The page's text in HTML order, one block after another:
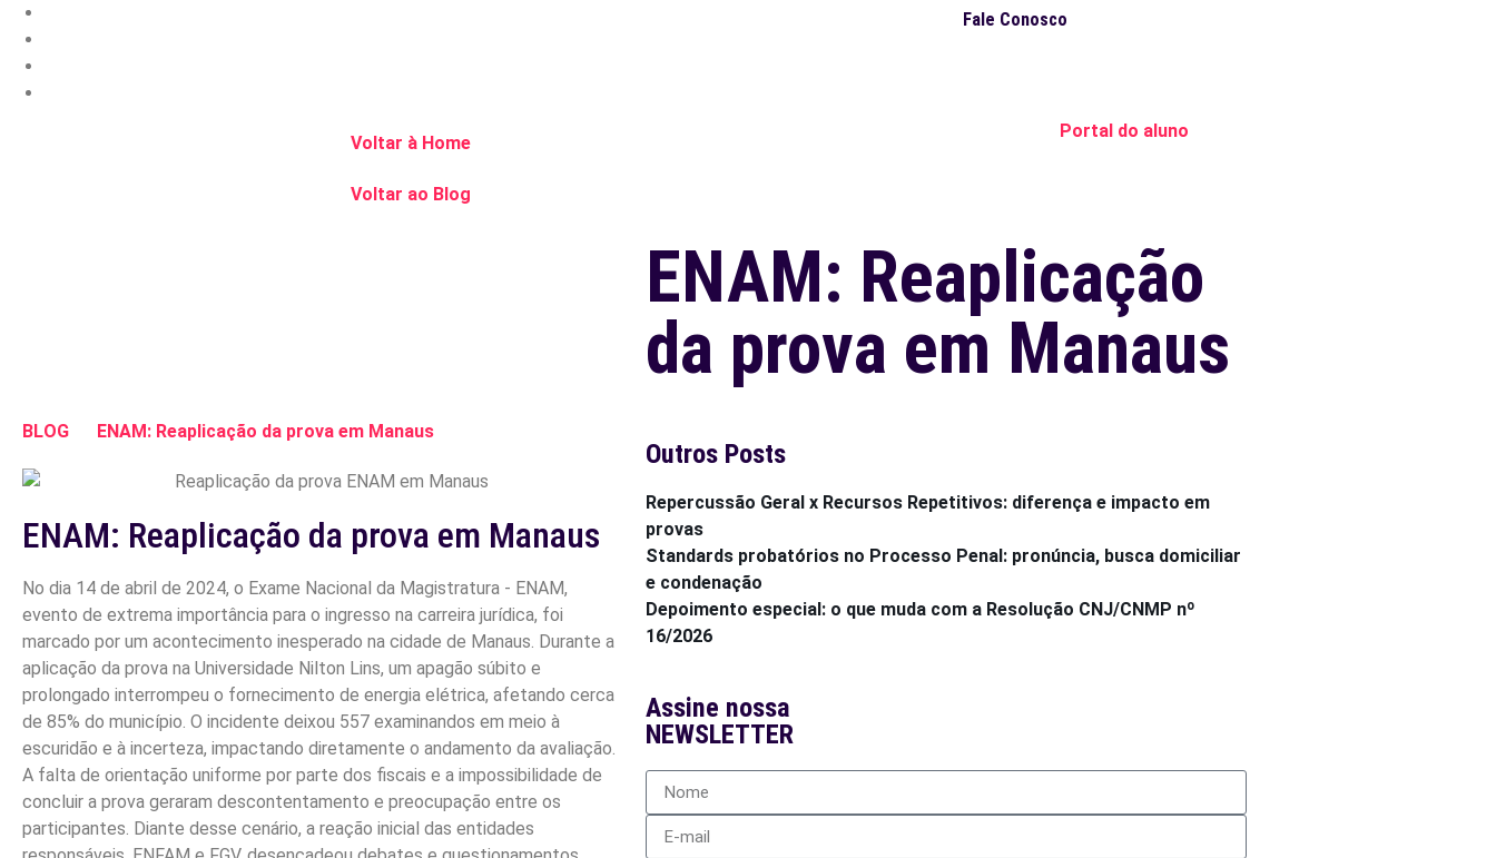
Fale Conosco
Voltar à Home
Voltar ao Blog
Portal do aluno
ENAM: Reaplicação
da prova em Manaus
BLOG ENAM: Reaplicação da prova em Manaus
ENAM: Reaplicação da prova em Manaus
No dia 14 de abril de 2024, o Exame Nacional da Magistratura - ENAM,
evento de extrema importância para o ingresso na carreira jurídica, foi
marcado por um acontecimento inesperado na cidade de Manaus. Durante a
aplicação da prova na Universidade Nilton Lins, um apagão súbito e
prolongado interrompeu o fornecimento de energia elétrica, afetando cerca
de 85% do município. O incidente deixou 557 examinandos em meio à
escuridão e à incerteza, impactando diretamente o andamento da avaliação.
A falta de orientação uniforme por parte dos fiscais e a impossibilidade de
concluir a prova geraram descontentamento e preocupação entre os
participantes. Diante desse cenário, a reação inicial das entidades
Outros Posts
Repercussão Geral x Recursos Repetitivos: diferença e impacto em
provas
Standards probatórios no Processo Penal: pronúncia, busca domiciliar
e condenação
Depoimento especial: o que muda com a Resolução CNJ/CNMP nº
16/2026
Assine nossa
NEWSLETTER